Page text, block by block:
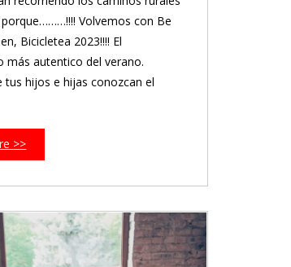
porque………!!!! Volvemos con Be
Bicicletea 2023!!!! El
más autentico del verano.
tus hijos e hijas conozcan el
>>